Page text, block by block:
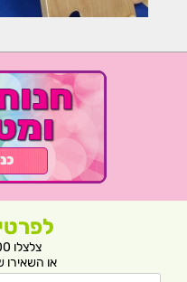
צלצלו 050-7890300
או השאירו